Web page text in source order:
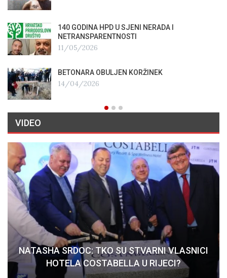
140 GODINA HPD U SJENI NERADA I
NETRANSPARENTNOSTI
11/05/2026
BETONARA OBULJEN KORŽINEK
14/04/2026
VIDEO
NATASHA SRDOC: TKO SU STVARNI VLASNICI
HOTELA COSTABELLA U RIJECI?